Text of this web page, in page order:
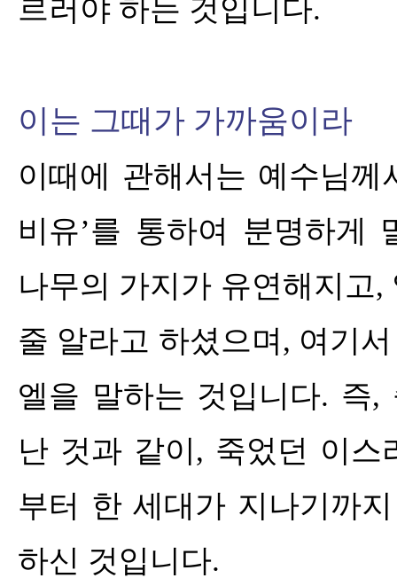
르러야 하는 것입니다.
이는 그때가 가까움이라
이때에 관해서는 예수님
비유’를 통하여 분명하게
나무의 가지가 유연해지고,
줄 알라고 하셨으며, 여기
엘을 말하는 것입니다. 즉,
난 것과 같이, 죽었던 이스
부터 한 세대가 지나기까
하신 것입니다.